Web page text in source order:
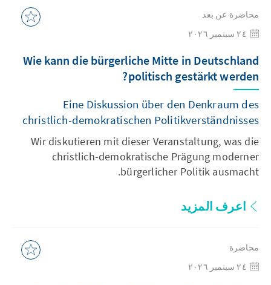
محاضرة عن بعد
Wie kann die bürgerliche Mitte in Deutschland
politisch gestärkt werden?
Eine Diskussion über den Denkraum des
christlich-demokratischen Politikverständnisses
Wir diskutieren mit dieser Veranstaltung, was die
christlich-demokratische Prägung moderner
bürgerlicher Politik ausmacht.
اعرف المزيد
محاضرة